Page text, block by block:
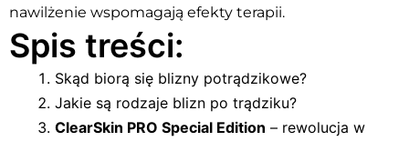
nawilżenie wspomagają efekty terapii.
Spis treści:
Skąd biorą się blizny potrądzikowe?
Jakie są rodzaje blizn po trądziku?
ClearSkin PRO Special Edition – rewolucja w